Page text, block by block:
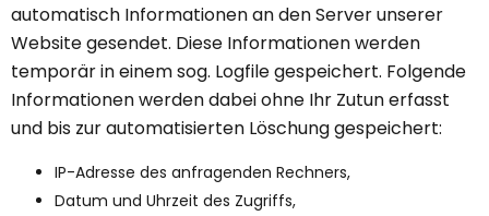
automatisch Informationen an den Server unserer
Website gesendet. Diese Informationen werden
temporär in einem sog. Logfile gespeichert. Folgende
Informationen werden dabei ohne Ihr Zutun erfasst
und bis zur automatisierten Löschung gespeichert:
IP-Adresse des anfragenden Rechners,
Datum und Uhrzeit des Zugriffs,